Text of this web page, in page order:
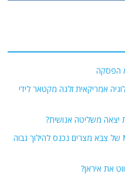
אמריקאית זלגה מקטאר לידי
יצאה משליטה אנושית?
פרוייקט שידרוג 555 טנקי אברמס M1A1 של צבא מצרים נכנס להילוך גבוה
את איראן?